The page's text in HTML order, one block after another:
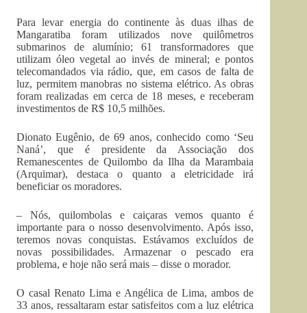
Para levar energia do continente às duas ilhas de
Mangaratiba foram utilizados nove quilômetros
submarinos de alumínio; 61 transformadores que
utilizam óleo vegetal ao invés de mineral; e pontos
telecomandados via rádio, que, em casos de falta de
luz, permitem manobras no sistema elétrico. As obras
foram realizadas em cerca de 18 meses, e receberam
investimentos de R$ 10,5 milhões.
Dionato Eugênio, de 69 anos, conhecido como ‘Seu
Naná’, que é presidente da Associação dos
Remanescentes de Quilombo da Ilha da Marambaia
(Arquimar), destaca o quanto a eletricidade irá
beneficiar os moradores.
– Nós, quilombolas e caiçaras vemos quanto é
importante para o nosso desenvolvimento. Após isso,
teremos novas conquistas. Estávamos excluídos de
novas possibilidades. Armazenar o pescado era
problema, e hoje não será mais – disse o morador.
O casal Renato Lima e Angélica de Lima, ambos de
33 anos, ressaltaram estar satisfeitos com a luz elétrica